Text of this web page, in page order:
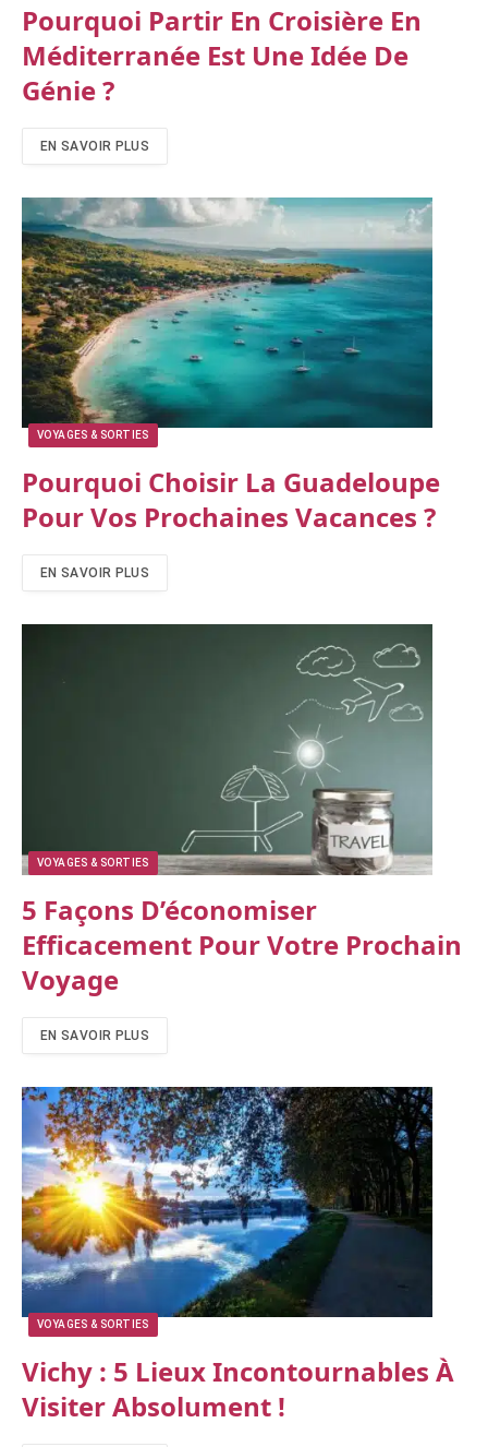
Pourquoi Partir En Croisière En
Méditerranée Est Une Idée De
Génie ?
EN SAVOIR PLUS
VOYAGES & SORTIES
Pourquoi Choisir La Guadeloupe
Pour Vos Prochaines Vacances ?
EN SAVOIR PLUS
VOYAGES & SORTIES
5 Façons D’économiser
Efficacement Pour Votre Prochain
Voyage
EN SAVOIR PLUS
VOYAGES & SORTIES
Vichy : 5 Lieux Incontournables À
Visiter Absolument !